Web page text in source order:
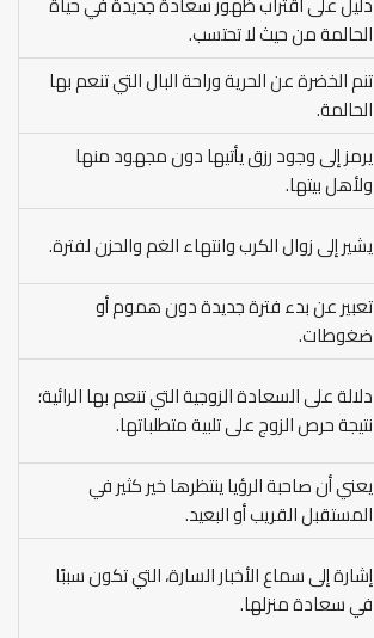
الحالمة من حيث لا تحتسب.
تنم الخضرة عن الحرية وراحة البال التي تنعم بها
الحالمة.
يرمز إلى وجود رزق يأتيها دون مجهود منها
ولأهل بيتها.
يشير إلى زوال الكرب وانتهاء الغم والحزن لفترة.
تعبير عن بدء فترة جديدة دون هموم أو
ضغوطات.
دلالة على السعادة الزوجية التي تنعم بها الرائية؛
نتيجة حرص الزوج على تلبية متطلباتها.
يعني أن صاحبة الرؤيا ينتظرها خير كثير في
المستقبل القريب أو البعيد.
إشارة إلى سماع الأخبار السارة، التي تكون سببًا
في سعادة منزلها.